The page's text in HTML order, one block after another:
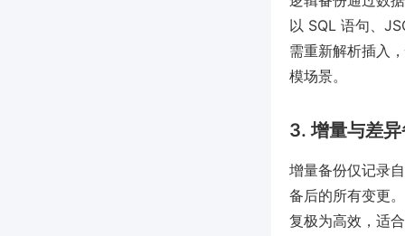
以 SQL 语句、
需重新解析插入
模场景。
3. 增量与差
增量备份仅记录
备后的所有变更
复极为高效，适